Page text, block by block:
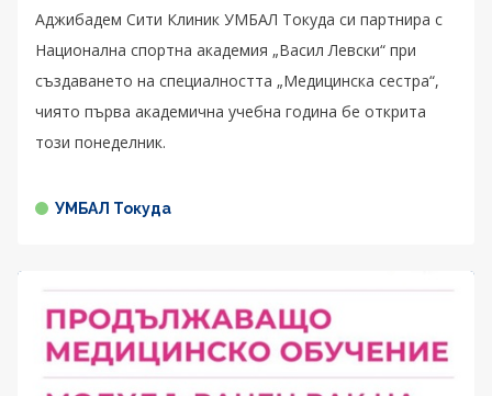
Аджибадем Сити Клиник УМБАЛ Токуда си партнира с
Национална спортна академия „Васил Левски“ при
създаването на специалността „Медицинска сестра“,
чиято първа академична учебна година бе открита
този понеделник.
УМБАЛ Токуда